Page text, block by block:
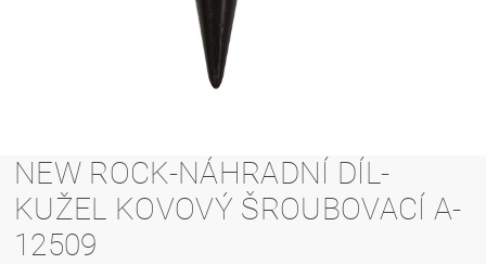
NEW ROCK-NÁHRADNÍ DÍL-
KUŽEL KOVOVÝ ŠROUBOVACÍ A-
12509